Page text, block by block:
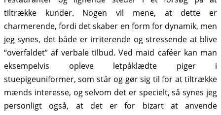
tiltrække kunder. Nogen vil mene, at dette er
charmerende, fordi det skaber en form for dynamik, men
jeg synes, det både er irriterende og stressende at blive
“overfaldet” af verbale tilbud. Ved maid caféer kan man
eksempelvis opleve letpåklædte piger i
stuepigeuniformer, som står og gør sig til for at tiltrække
mænds interesse, og selvom det er specielt, så synes jeg
personligt også, at det er for bizart at anvende